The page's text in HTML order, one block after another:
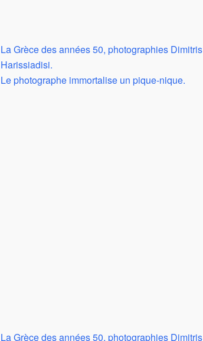
La Grèce des années 50, photographies Dimitris
Harissiadisi.
Le photographe immortalise un pique-nique.
La Grèce des années 50, photographies Dimitris